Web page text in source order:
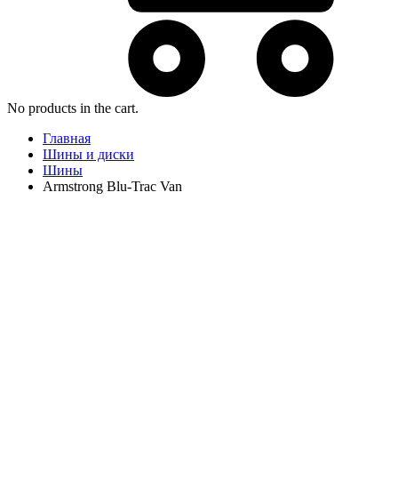
No products in the cart.
Главная
Шины и диски
Шины
Armstrong Blu-Trac Van